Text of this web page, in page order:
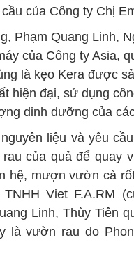
của Công ty Chị
Phạm Quang Linh,
của Công ty Asia,
là kẹo Kera được
hiện đại, sử dụng
dinh dưỡng của
liệu và yêu
của quả để quay
hệ, mượn vườn cà
Viet F.A.RM
Linh, Thùy Tiên
là vườn rau do